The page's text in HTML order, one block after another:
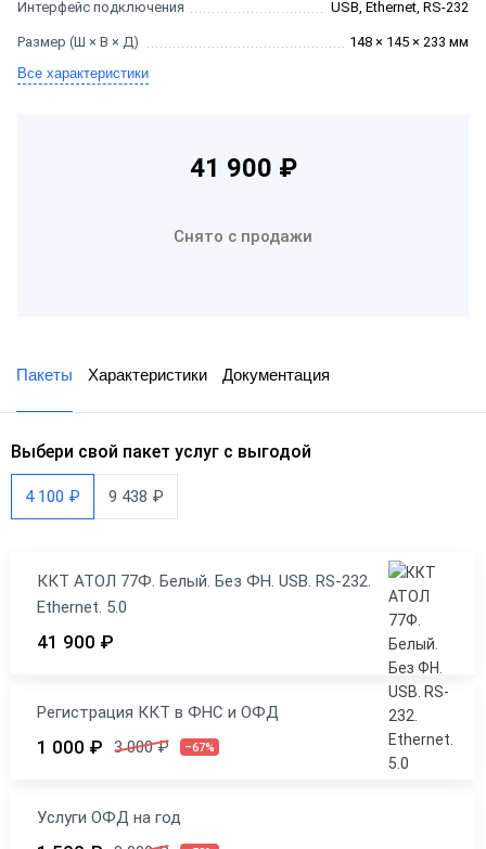
Интерфейс подключения USB, Ethernet, RS-232
Размер (Ш × В × Д)
148 × 145 × 233 мм
Все характеристики
41 900 ₽
Снято с продажи
Пакеты Характеристики Документация
Выбери свой пакет услуг с выгодой
4 100 ₽ 9 438 ₽
ККТ АТОЛ 77Ф. Белый. Без ФН. USB. RS-232.
Ethernet. 5.0
41 900 ₽
Регистрация ККТ в ФНС и ОФД
1 000 ₽ 3 000 ₽ –67%
Услуги ОФД на год